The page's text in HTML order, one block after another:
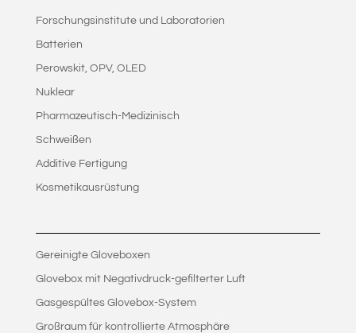
Forschungsinstitute und Laboratorien
Batterien
Perowskit, OPV, OLED
Nuklear
Pharmazeutisch-Medizinisch
Schweißen
Additive Fertigung
Kosmetikausrüstung
Gereinigte Gloveboxen
Glovebox mit Negativdruck-gefilterter Luft
Gasgespültes Glovebox-System
Großraum für kontrollierte Atmosphäre